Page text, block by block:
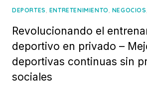
DEPORTES, ENTRETENIMIENTO, NEGOCIOS,
Revolucionando el
deportivo en privado –
deportivas continuas sin
sociales